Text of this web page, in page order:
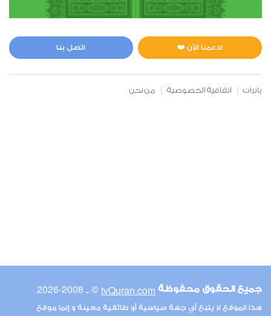
ادعمنا الآن ❤️ اتصل بنا
بانرات اتفاقية الخصوصية من نحن
جميع الحقوق محفوظة tvQuran.com© ـ 2008-2026
هذا الموقع لا يتبع أي جهة سياسية أو طائفية معينة و إنما موقع